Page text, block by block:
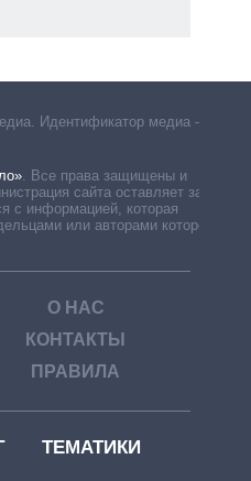
Идентификатор медиа –
. Все права защищены и
сайта оставляет за
с информацией, которая
или авторами которой
О НАС
КОНТАКТЫ
ПРАВИЛА
ТЕМАТИКИ